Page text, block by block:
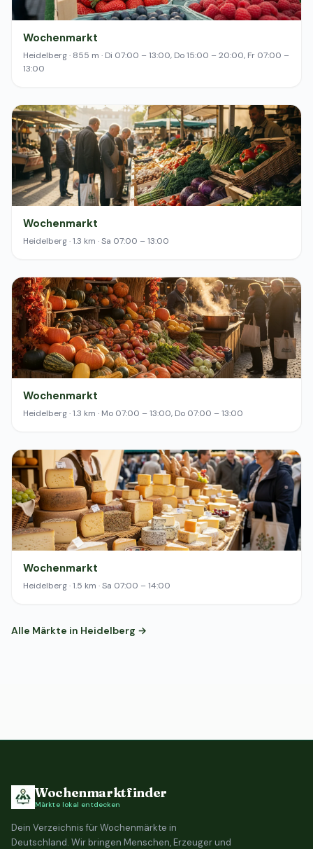
Wochenmarkt
Heidelberg · 855 m · Di 07:00 – 13:00, Do 15:00 – 20:00, Fr 07:00 –
13:00
Wochenmarkt
Heidelberg · 1.3 km · Sa 07:00 – 13:00
Wochenmarkt
Heidelberg · 1.3 km · Mo 07:00 – 13:00, Do 07:00 – 13:00
Wochenmarkt
Heidelberg · 1.5 km · Sa 07:00 – 14:00
Alle Märkte in Heidelberg →
Wochenmarktfinder
Märkte lokal entdecken
Dein Verzeichnis für Wochenmärkte in
Deutschland. Wir bringen Menschen, Erzeuger und